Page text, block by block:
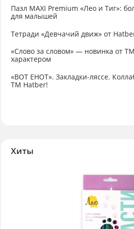
Пазл MAXI Premium «Лео и Тиг»:
для малышей
Тетради «Девчачий движ» от
«Слово за словом» — новинка от
характером
«ВОТ ЕНОТ». Закладки-ляссе.
ТМ Hatber!
Хиты